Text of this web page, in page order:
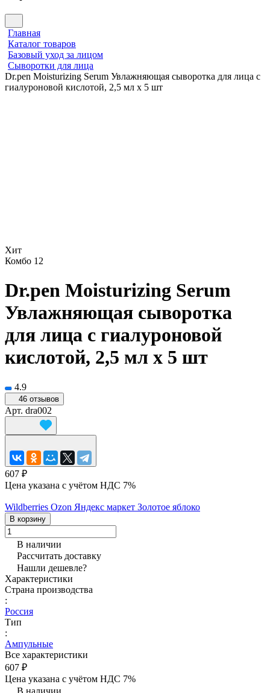
Главная
Каталог товаров
Базовый уход за лицом
Сыворотки для лица
Dr.pen Moisturizing Serum Увлажняющая сыворотка для лица с
гиалуроновой кислотой, 2,5 мл х 5 шт
Хит
Комбо 12
Dr.pen Moisturizing Serum
Увлажняющая сыворотка
для лица с гиалуроновой
кислотой, 2,5 мл х 5 шт
4.9
46 отзывов
Арт. dra002
607 ₽
Цена указана с учётом НДС 7%
Wildberries Ozon Яндекс маркет Золотое яблоко
В корзину
В наличии
Рассчитать доставку
Нашли дешевле?
Характеристики
Страна производства
:
Россия
Тип
:
Ампульные
Все характеристики
607 ₽
Цена указана с учётом НДС 7%
В наличии